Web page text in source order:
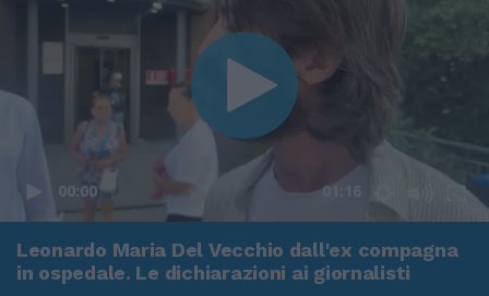
00:00 01:16
Leonardo Maria Del Vecchio dall'ex compagna
in ospedale. Le dichiarazioni ai giornalisti